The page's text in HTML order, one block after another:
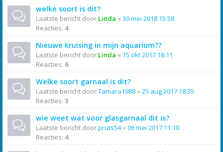
welke soort is dit?
Laatste bericht door Linda « 30 mei 2018 15:58
Reacties: 4
Nieuwe kruising in mijn aquarium??
Laatste bericht door Linda « 15 okt 2017 18:11
Reacties: 6
Welke soort garnaal is dit?
Laatste bericht doorTamara1988 « 25 aug 2017 18:35
Reacties: 3
wie weet wat voor glasgarnaal dit is?
Laatste bericht doorpruts54« 06 mei 2017 11:10
Reacties: 4